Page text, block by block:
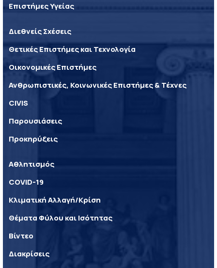
Επιστήμες Υγείας
Διεθνείς Σχέσεις
Θετικές Επιστήμες και Τεχνολογία
Οικονομικές Επιστήμες
Ανθρωπιστικές, Κοινωνικές Επιστήμες & Τέχνες
CIVIS
Παρουσιάσεις
Προκηρύξεις
Αθλητισμός
COVID-19
Κλιματική Αλλαγή/Κρίση
Θέματα Φύλου και Ισότητας
Βίντεο
Διακρίσεις